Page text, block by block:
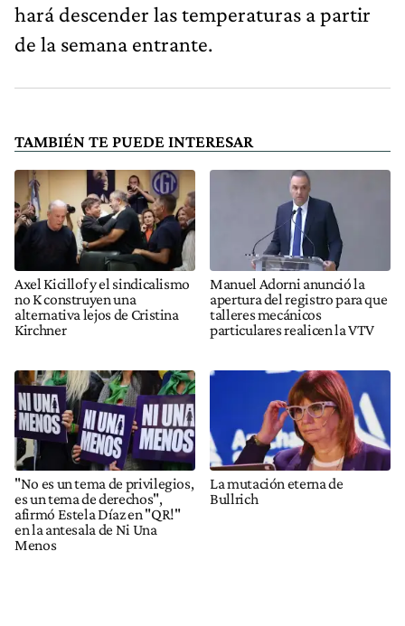
hará descender las temperaturas a partir
de la semana entrante.
TAMBIÉN TE PUEDE INTERESAR
Axel Kicillof y el sindicalismo
no K construyen una
alternativa lejos de Cristina
Kirchner
Manuel Adorni anunció la
apertura del registro para que
talleres mecánicos
particulares realicen la VTV
"No es un tema de privilegios,
es un tema de derechos",
afirmó Estela Díaz en "QR!"
en la antesala de Ni Una
Menos
La mutación eterna de
Bullrich